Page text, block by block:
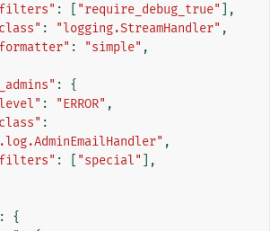
: "require_debug_true"
],
: "logging.StreamHandler" ,
: "simple" ,
:
{
: "ERROR" ,
:
,
: "special"
],
:
{